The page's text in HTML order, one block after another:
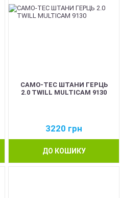
CAMO-TEC ШТАНИ ГЕРЦЬ
2.0 TWILL MULTICAM 9130
3220 грн
ДО КОШИКУ